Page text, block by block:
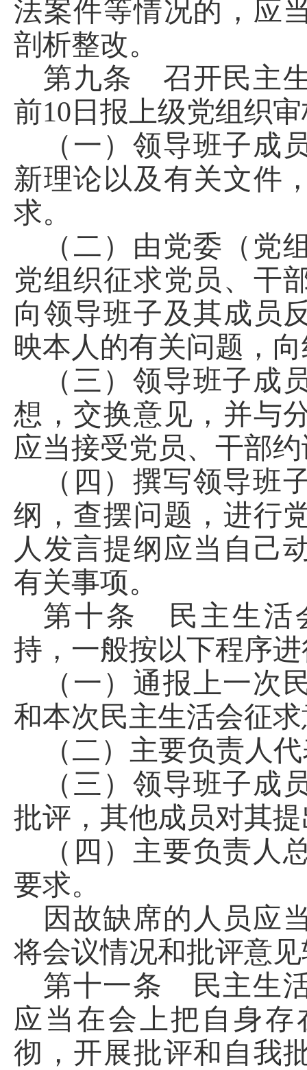
法案件等情况的，应
剖析整改。
第九条 召开民主
前10日报上级党组织
（一）领导班子成
新理论以及有关文件
求。
（二）由党委（党
党组织征求党员、干
向领导班子及其成员
映本人的有关问题，
（三）领导班子成
想，交换意见，并与
应当接受党员、干部
（四）撰写领导班
纲，查摆问题，进行
人发言提纲应当自己
有关事项。
第十条 民主生活
持，一般按以下程序
（一）通报上一次
和本次民主生活会征
（二）主要负责人
（三）领导班子成
批评，其他成员对其
（四）主要负责人
要求。
因故缺席的人员应
将会议情况和批评意
第十一条 民主生
应当在会上把自身
彻，开展批评和自我